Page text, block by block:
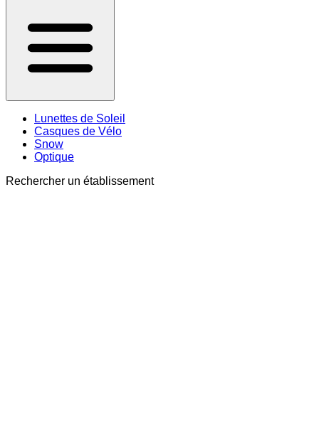
Lunettes de Soleil
Casques de Vélo
Snow
Optique
Rechercher un établissement